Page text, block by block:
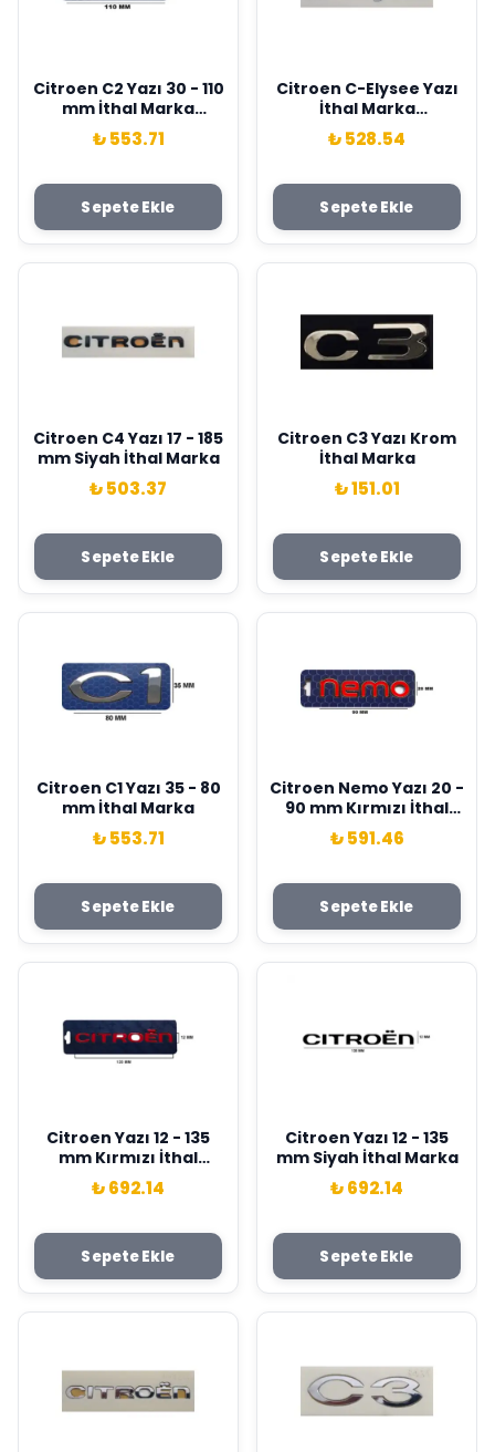
Citroen C2 Yazı 30 - 110
mm İthal Marka
8665.AW
₺ 553.71
Sepete Ekle
Citroen C-Elysee Yazı
İthal Marka
9678485180
₺ 528.54
Sepete Ekle
Citroen C4 Yazı 17 - 185
mm Siyah İthal Marka
₺ 503.37
Sepete Ekle
Citroen C3 Yazı Krom
İthal Marka
₺ 151.01
Sepete Ekle
Citroen C1 Yazı 35 - 80
mm İthal Marka
₺ 553.71
Sepete Ekle
Citroen Nemo Yazı 20 -
90 mm Kırmızı İthal
Marka
₺ 591.46
Sepete Ekle
Citroen Yazı 12 - 135
mm Kırmızı İthal
Marka
₺ 692.14
Sepete Ekle
Citroen Yazı 12 - 135
mm Siyah İthal Marka
₺ 692.14
Sepete Ekle